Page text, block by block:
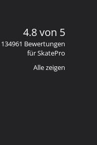
4.8 von 5
134961 Bewertungen
für SkatePro
Alle zeigen